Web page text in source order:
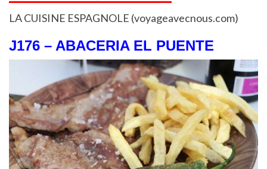
LA CUISINE ESPAGNOLE (voyageavecnous.com)
J176 – ABACERIA EL PUENTE